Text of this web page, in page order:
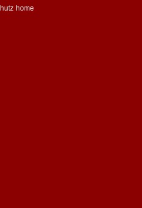
home